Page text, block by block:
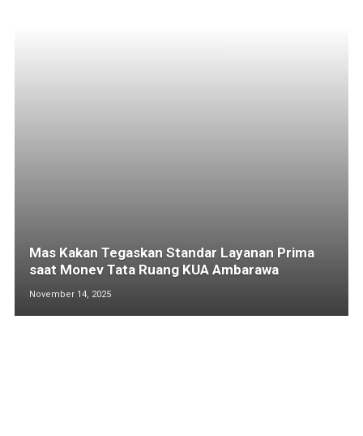
Mas Kakan Tegaskan Standar Layanan Prima
saat Monev Tata Ruang KUA Ambarawa
November 14, 2025